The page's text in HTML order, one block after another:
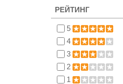
Фиолетовый
Черный/Медный
РЕЙТИНГ
5
4
3
2
1